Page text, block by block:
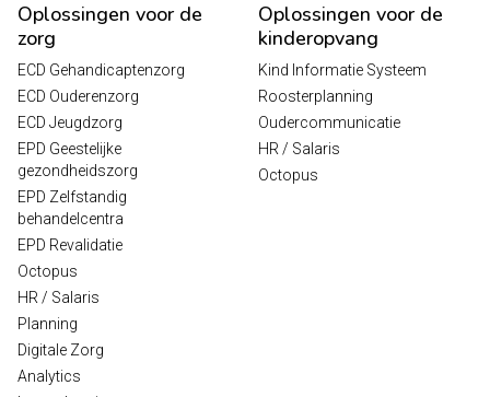
Oplossingen voor de
zorg
ECD Gehandicaptenzorg
ECD Ouderenzorg
ECD Jeugdzorg
EPD Geestelijke
gezondheidszorg
EPD Zelfstandig
behandelcentra
EPD Revalidatie
Octopus
HR / Salaris
Planning
Digitale Zorg
Analytics
Oplossingen voor de
kinderopvang
Kind Informatie Systeem
Roosterplanning
Oudercommunicatie
HR / Salaris
Octopus